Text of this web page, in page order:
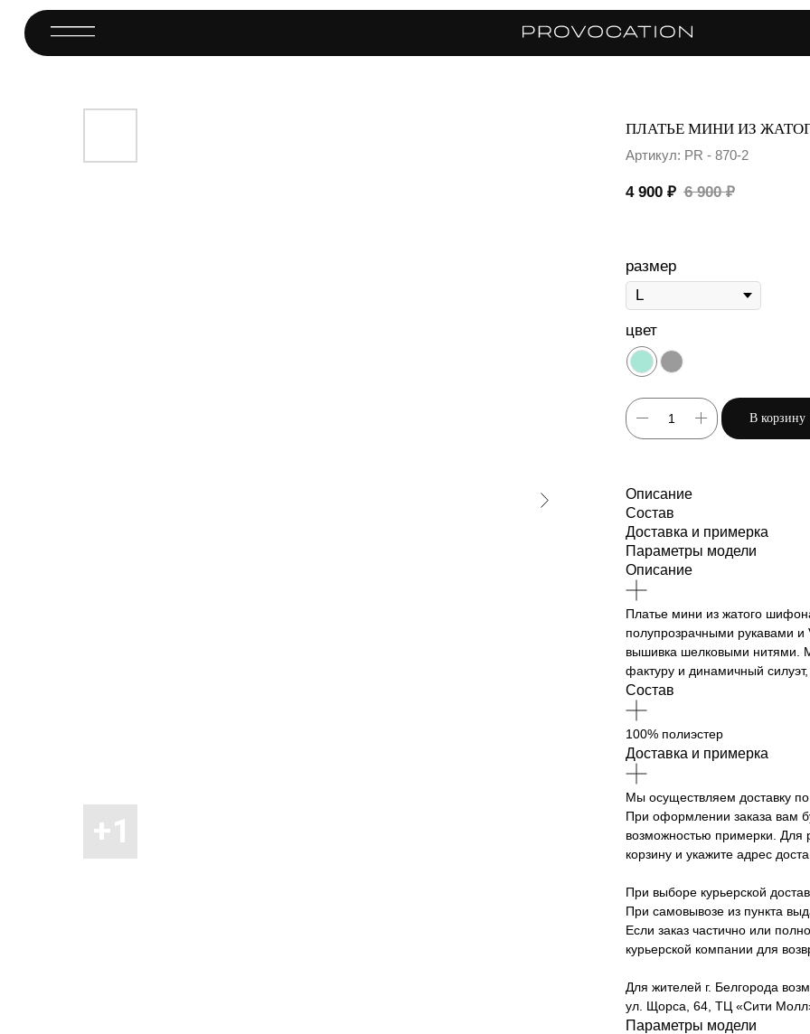
ПЛАТЬЕ МИНИ ИЗ
Артикул: PR - 870-2
4 900 ₽ 6 900 ₽
размер
цвет
В корзину
Описание
Состав
Доставка и примерка
Параметры модели
Описание
Платье мини из жатого
полупрозрачными рукавами
вышивка шелковыми нитями.
фактуру и динамичный
Состав
100% полиэстер
Доставка и примерка
Мы осуществляем доставку
При оформлении заказа вам
возможностью примерки. Для
корзину и укажите адрес
При выборе курьерской
При самовывозе из пункта
Если заказ частично или
курьерской компании для
Для жителей г. Белгорода
ул. Щорса, 64, ТЦ «Сити
Параметры модели